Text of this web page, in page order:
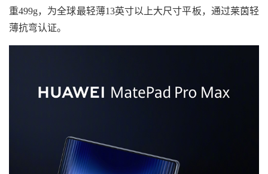
重499g，为全球最轻薄13英寸以上大尺寸平板，通过莱茵轻
薄抗弯认证。